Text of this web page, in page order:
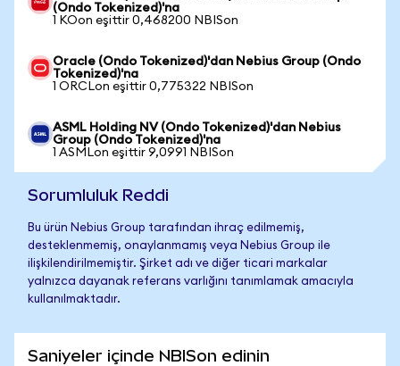
(Ondo Tokenized)'na
1 KOon eşittir 0,468200 NBISon
Oracle (Ondo Tokenized)'dan Nebius Group (Ondo
Tokenized)'na
1 ORCLon eşittir 0,775322 NBISon
ASML Holding NV (Ondo Tokenized)'dan Nebius
Group (Ondo Tokenized)'na
1 ASMLon eşittir 9,0991 NBISon
Sorumluluk Reddi
Bu ürün Nebius Group tarafından ihraç edilmemiş,
desteklenmemiş, onaylanmamış veya Nebius Group ile
ilişkilendirilmemiştir. Şirket adı ve diğer ticari markalar
yalnızca dayanak referans varlığını tanımlamak amacıyla
kullanılmaktadır.
Saniyeler içinde NBISon edinin